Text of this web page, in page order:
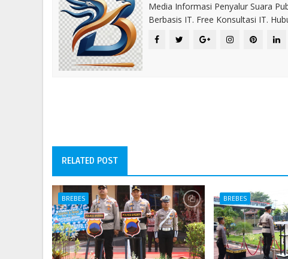
Media Informasi Penyalur Suara
Berbasis IT. Free Konsultasi IT.
RELATED POST
BREBES BREBES